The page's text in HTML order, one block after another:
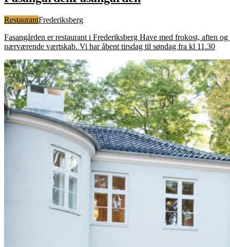
RestaurantFrederiksberg
Fasangården er restaurant i Frederiksberg Have med frokost, aften
nærværende værtskab. Vi har åbent tirsdag til søndag fra kl 11.30